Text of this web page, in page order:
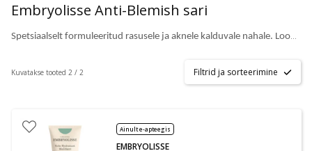
Embryolisse Anti-Blemish sari
Spetsiaalselt formuleeritud rasusele ja aknele kalduvale nahale. Loodud võitlema vistrikega, puhastama poore ja parandama rasuse ja aknele kalduva naha üldist tervist.
Kuvatakse tooted 2 / 2 Filtrid ja sorteerimine
Ainult e-apteegis
EMBRYOLISSE